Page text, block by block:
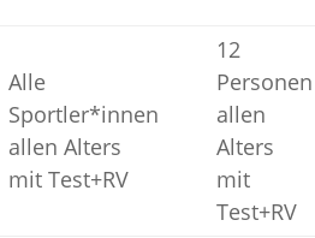
Alle
Sportler*innen
allen Alters
mit Test+RV
12
Personen
allen
Alters
mit
Test+RV